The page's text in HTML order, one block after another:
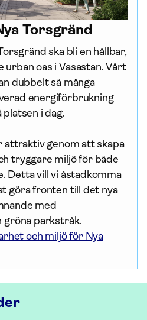
Torsgränd
ska bli en hållbar,
urban oas i Vasastan. Vårt
dubbelt så många
energiförbrukning
i dag.
attraktiv genom att skapa
tryggare miljö för både
Detta vill vi åstadkomma
göra fronten till det nya
med
och miljö för Nya